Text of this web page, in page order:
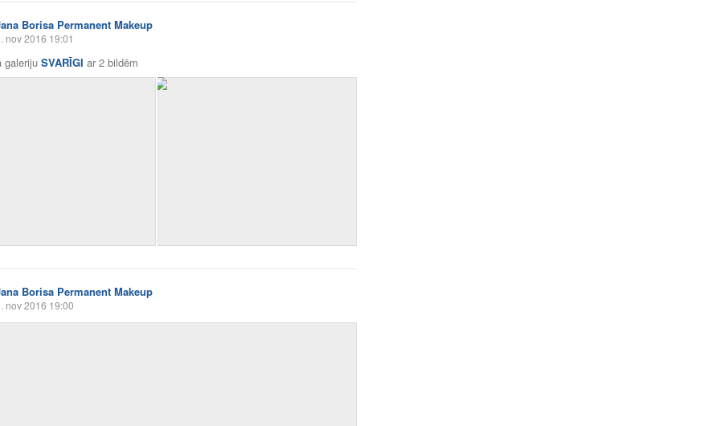
Borisa Permanent Makeup
nov 2016 19:01
galeriju SVARĪGI ar2 bildēm
Borisa Permanent Makeup
nov 2016 19:00